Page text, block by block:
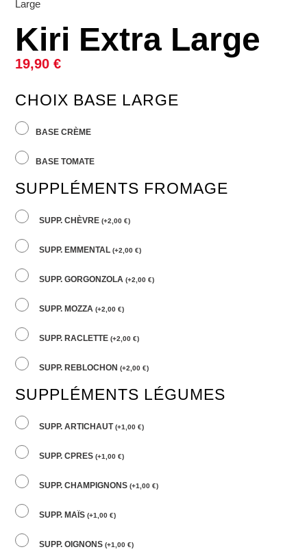
Large
Kiri Extra Large
19,90€
CHOIX BASE LARGE
BASE CRÈME
BASE TOMATE
SUPPLÉMENTS FROMAGE
SUPP. CHÈVRE(+2,00€)
SUPP. EMMENTAL(+2,00€)
SUPP. GORGONZOLA(+2,00€)
SUPP. MOZZA(+2,00€)
SUPP. RACLETTE(+2,00€)
SUPP. REBLOCHON(+2,00€)
SUPPLÉMENTS LÉGUMES
SUPP. ARTICHAUT(+1,00€)
SUPP. CPRES(+1,00€)
SUPP. CHAMPIGNONS(+1,00€)
SUPP. MAÏS(+1,00€)
SUPP. OIGNONS(+1,00€)